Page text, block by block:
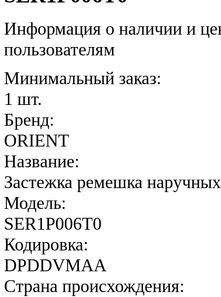
Информация о наличии и
пользователям
Минимальный заказ:
1 шт.
Бренд:
ORIENT
Название:
Застежка ремешка
Модель:
SER1P006T0
Кодировка:
DPDDVMAA
Страна происхождения: